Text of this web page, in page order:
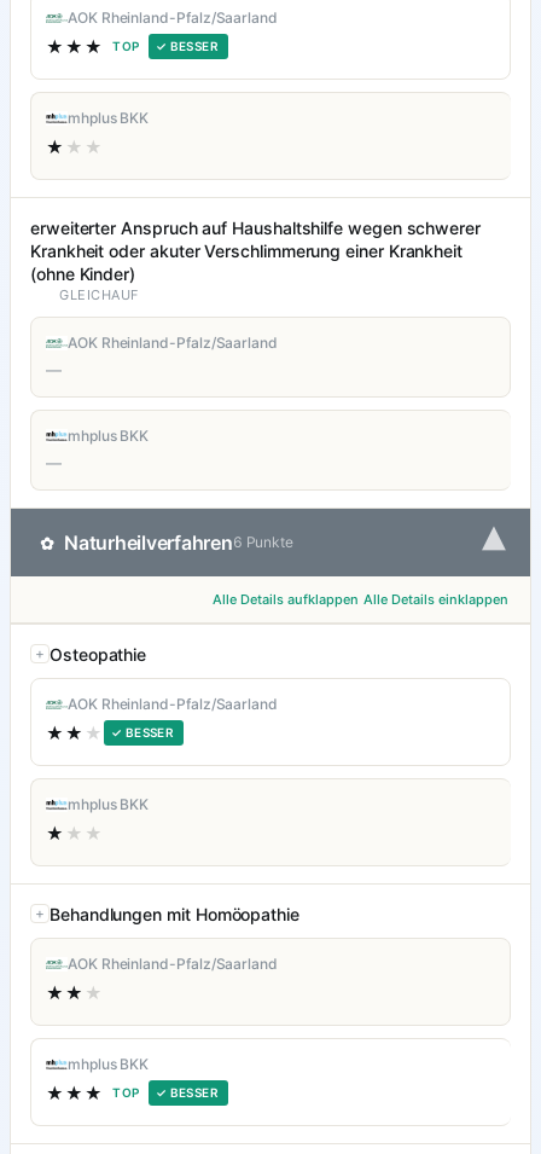
AOK Rheinland-Pfalz/Saarland
★★★ TOP ✓ BESSER
mhplus BKK
★ ★★
erweiterter Anspruch auf Haushaltshilfe wegen schwerer
Krankheit oder akuter Verschlimmerung einer Krankheit
(ohne Kinder)
GLEICHAUF
AOK Rheinland-Pfalz/Saarland
—
mhplus BKK
—
✿ Naturheilverfahren6 Punkte ▾
Alle Details aufklappen Alle Details einklappen
Osteopathie
AOK Rheinland-Pfalz/Saarland
★★ ★ ✓ BESSER
mhplus BKK
★ ★★
Behandlungen mit Homöopathie
AOK Rheinland-Pfalz/Saarland
★★ ★
mhplus BKK
★★★ TOP ✓ BESSER